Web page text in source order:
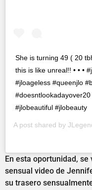
She is turning 49 ( 20
this is like unreal!! • • •
#jloageless #queenjlo
#jlobeautiful #jlobeauty
A post shared by
En esta oportunidad,
sensual video de
su trasero